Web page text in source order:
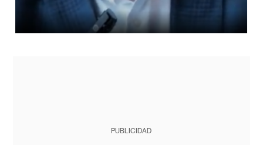
PUBLICIDAD